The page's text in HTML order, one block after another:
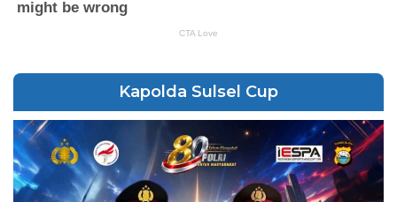
Kapolda Sulsel Cup